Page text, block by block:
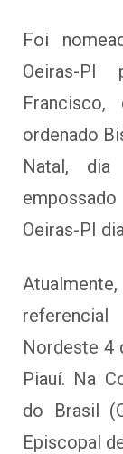
Foi
Oeiras-
ordenado
Natal,
Oeiras-PI
referencial
Nordeste 4
Piauí. Na
do Brasil
Episcopal